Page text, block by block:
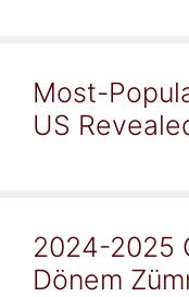
Most-
US
2024-2025
Dönem